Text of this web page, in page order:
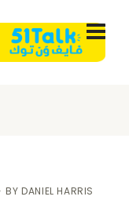
BYDANIEL HARRIS